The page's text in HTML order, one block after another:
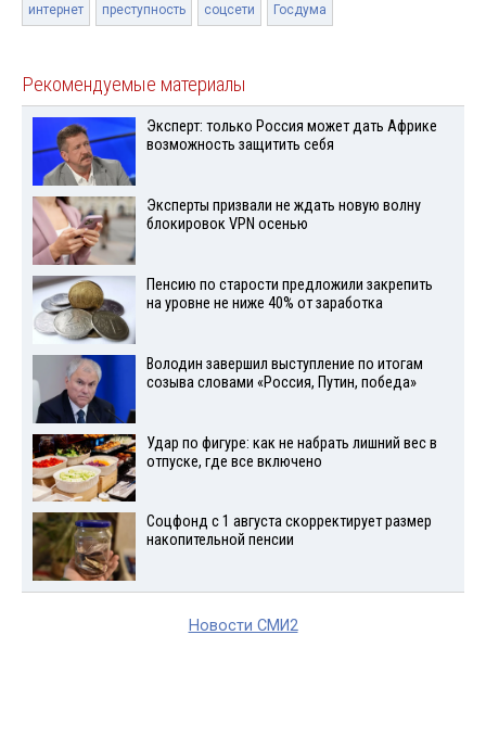
интернет преступность соцсети Госдума
Рекомендуемые материалы
Эксперт: только Россия может дать Африке
возможность защитить себя
Эксперты призвали не ждать новую волну
блокировок VPN осенью
Пенсию по старости предложили закрепить
на уровне не ниже 40% от заработка
Володин завершил выступление по итогам
созыва словами «Россия, Путин, победа»
Удар по фигуре: как не набрать лишний вес в
отпуске, где все включено
Соцфонд с 1 августа скорректирует размер
накопительной пенсии
Новости СМИ2